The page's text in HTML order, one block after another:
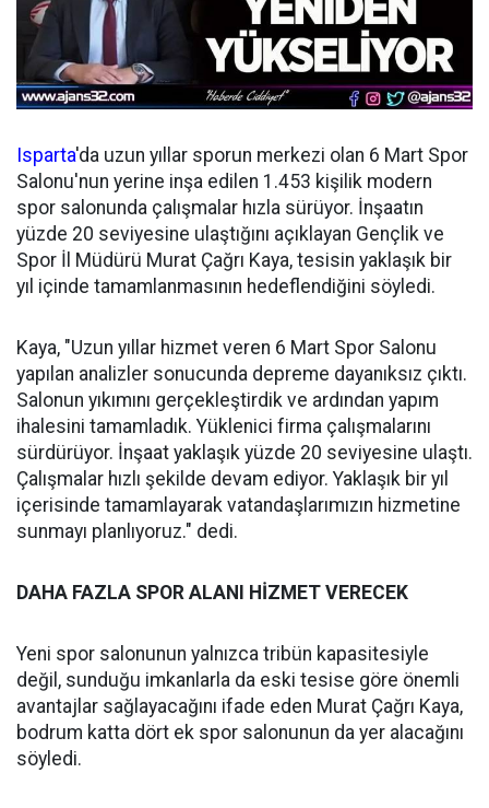
Isparta'da uzun yıllar sporun merkezi olan 6 Mart Spor
Salonu'nun yerine inşa edilen 1.453 kişilik modern
spor salonunda çalışmalar hızla sürüyor. İnşaatın
yüzde 20 seviyesine ulaştığını açıklayan Gençlik ve
Spor İl Müdürü Murat Çağrı Kaya, tesisin yaklaşık bir
yıl içinde tamamlanmasının hedeflendiğini söyledi.
Kaya, "Uzun yıllar hizmet veren 6 Mart Spor Salonu
yapılan analizler sonucunda depreme dayanıksız çıktı.
Salonun yıkımını gerçekleştirdik ve ardından yapım
ihalesini tamamladık. Yüklenici firma çalışmalarını
sürdürüyor. İnşaat yaklaşık yüzde 20 seviyesine ulaştı.
Çalışmalar hızlı şekilde devam ediyor. Yaklaşık bir yıl
içerisinde tamamlayarak vatandaşlarımızın hizmetine
sunmayı planlıyoruz." dedi.
DAHA FAZLA SPOR ALANI HİZMET VERECEK
Yeni spor salonunun yalnızca tribün kapasitesiyle
değil, sunduğu imkanlarla da eski tesise göre önemli
avantajlar sağlayacağını ifade eden Murat Çağrı Kaya,
bodrum katta dört ek spor salonunun da yer alacağını
söyledi.